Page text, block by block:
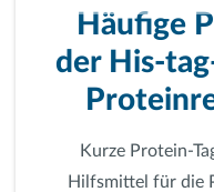
Häufige
der His-
Kurze Protein-
Hilfsmittel für die